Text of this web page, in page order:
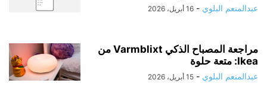
عبدالمنعم البلوي - 16 أبريل، 2026
مراجعة المصباح الذكي Varmblixt من
Ikea: متعة حلوة
عبدالمنعم البلوي - 15 أبريل، 2026